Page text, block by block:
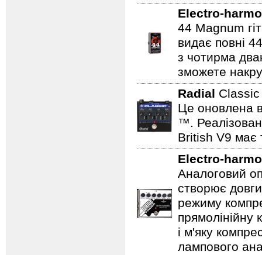
Electro-
44 Magnum
видає повні
з чотирма
зможете
Radial
Це оновлена
™.
British V9 має
Electro-
Аналоговий
створює
режиму
прямолінійну
і м'яку
лампового